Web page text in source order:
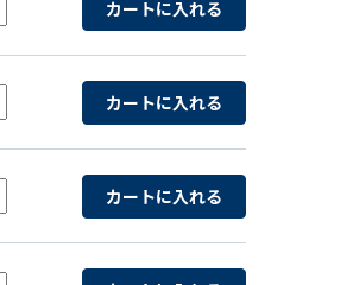
カートに入れる
カートに入れる
カートに入れる